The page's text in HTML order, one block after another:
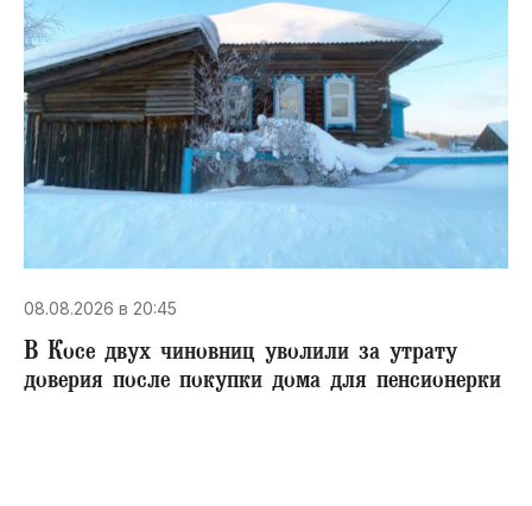
08.08.2026 в 20:45
В Косе двух чиновниц уволили за утрату
доверия после покупки дома для пенсионерки